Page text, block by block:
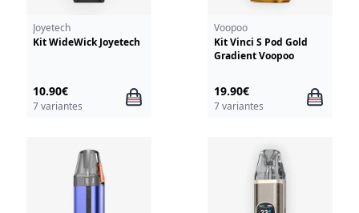
Joyetech
Kit WideWick Joyetech
10.90€
7 variantes
Voopoo
Kit Vinci S Pod Gold
Gradient Voopoo
19.90€
7 variantes